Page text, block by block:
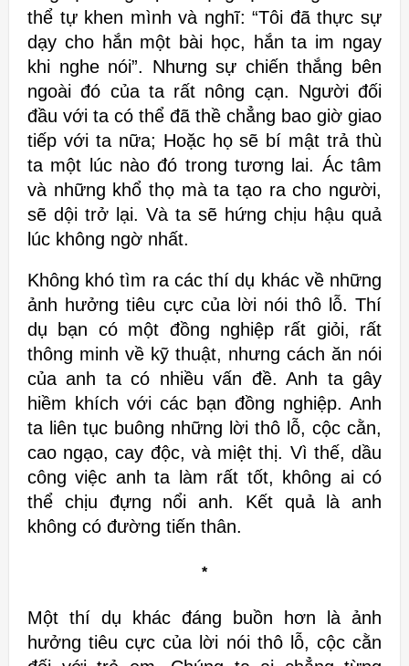
thể tự khen mình và nghĩ: “Tôi đã thực sự
dạy cho hắn một bài học, hắn ta im ngay
khi nghe nói”. Nhưng sự chiến thắng bên
ngoài đó của ta rất nông cạn. Người đối
đầu với ta có thể đã thề chẳng bao giờ giao
tiếp với ta nữa; Hoặc họ sẽ bí mật trả thù
ta một lúc nào đó trong tương lai. Ác tâm
và những khổ thọ mà ta tạo ra cho người,
sẽ dội trở lại. Và ta sẽ hứng chịu hậu quả
lúc không ngờ nhất.
Không khó tìm ra các thí dụ khác về những
ảnh hưởng tiêu cực của lời nói thô lỗ. Thí
dụ bạn có một đồng nghiệp rất giỏi, rất
thông minh về kỹ thuật, nhưng cách ăn nói
của anh ta có nhiều vấn đề. Anh ta gây
hiềm khích với các bạn đồng nghiệp. Anh
ta liên tục buông những lời thô lỗ, cộc cằn,
cao ngạo, cay độc, và miệtthị. Vì thế, dầu
công việc anh ta làm rất tốt, không ai có
thể chịu đựng nổi anh. Kết quả là anh
không có đường tiến thân.
*
Một thí dụ khác đáng buồn hơn là ảnh
hưởng tiêu cực của lời nói thô lỗ, cộc cằn